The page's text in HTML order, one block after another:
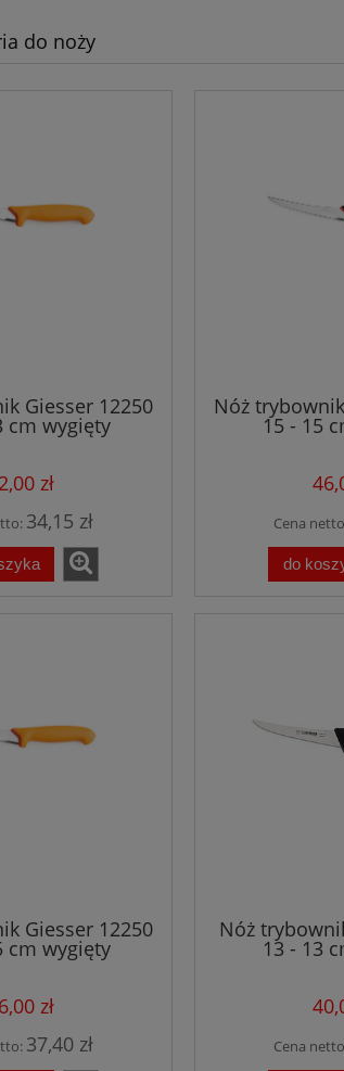
do noży
Giesser 12250
cm wygięty
żółty
zł
34,15 zł
Nóż
15 - 15
Cena
do
Giesser 12250
cm wygięty
żółty
zł
37,40 zł
Nóż
13 - 13
Cena